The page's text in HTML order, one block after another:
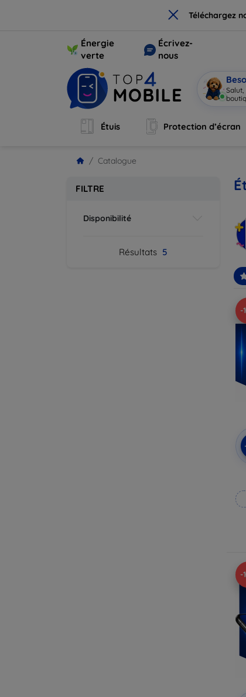
× Téléchargez
Énergie
verte
Écrivez-
nous
Étuis Protection d’écran
Catalogue
FILTRE
Disponibilité
Résultats 5
-
-